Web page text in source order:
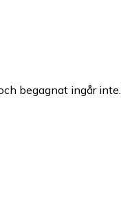
begagnat ingår inte.